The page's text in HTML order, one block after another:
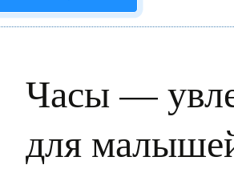
Часы —
для